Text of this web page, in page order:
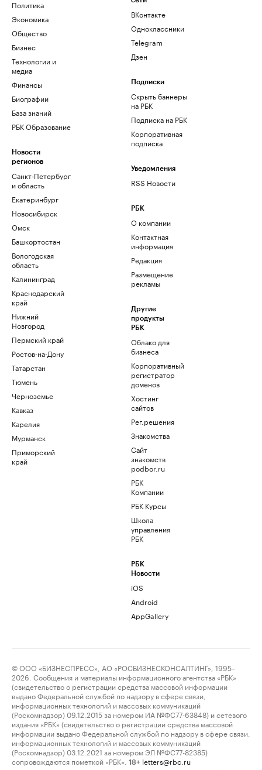
Политика
Экономика
Общество
Бизнес
Технологии и
медиа
Финансы
Биографии
База знаний
РБК Образование
Новости
регионов
Санкт-Петербург
и область
Екатеринбург
Новосибирск
Омск
Башкортостан
Вологодская
область
Калининград
Краснодарский
край
Нижний
Новгород
Пермский край
Ростов-на-Дону
Татарстан
Тюмень
Черноземье
Кавказ
Карелия
Мурманск
Приморский
край
ВКонтакте
Одноклассники
Telegram
Дзен
Подписки
Скрыть баннеры
на РБК
Подписка на РБК
Корпоративная
подписка
Уведомления
RSS Новости
РБК
О компании
Контактная
информация
Редакция
Размещение
рекламы
Другие
продукты
РБК
Облако для
бизнеса
Корпоративный
регистратор
доменов
Хостинг
сайтов
Рег.решения
Знакомства
Сайт
знакомств
podbor.ru
РБК
Компании
РБК Курсы
Школа
управления
РБК
РБК
Новости
iOS
Android
AppGallery
© ООО «БИЗНЕСПРЕСС», АО «РОСБИЗНЕСКОНСАЛТИНГ», 1995–
2026. Сообщения и материалы информационного агентства «РБК»
(свидетельство о регистрации средства массовой информации
выдано Федеральной службой по надзору в сфере связи,
информационных технологий и массовых коммуникаций
(Роскомнадзор) 09.12.2015 за номером ИА №ФС77-63848) и сетевого
издания «РБК» (свидетельство о регистрации средства массовой
информации выдано Федеральной службой по надзору в сфере связи,
информационных технологий и массовых коммуникаций
(Роскомнадзор) 03.12.2021 за номером ЭЛ №ФС77-82385)
сопровождаются пометкой «РБК».
18+ letters@rbc.ru